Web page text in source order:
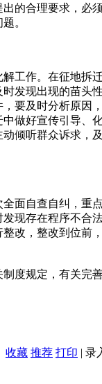
的合理要求，必
。
工作。在征地拆
发现出现的苗头
要及时分析原因
做好宣传引导、
倾听群众诉求，
面自查自纠，重
现存在程序不合
改，整改到位前
度规定，有关完
收藏 推荐 打印 | 录